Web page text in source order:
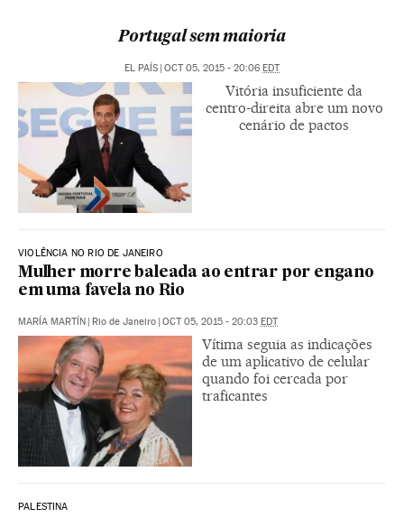
Portugal sem maioria
EL PAÍS OCT 05, 2015 - 20:06 EDT
Vitória insuficiente da
centro-direita abre um novo
cenário de pactos
VIOLÊNCIA NO RIO DE JANEIRO
Mulher morre baleada ao entrar por engano
em uma favela no Rio
MARÍA MARTÍN Rio de Janeiro OCT 05, 2015 - 20:03 EDT
Vítima seguia as indicações
de um aplicativo de celular
quando foi cercada por
traficantes
PALESTINA